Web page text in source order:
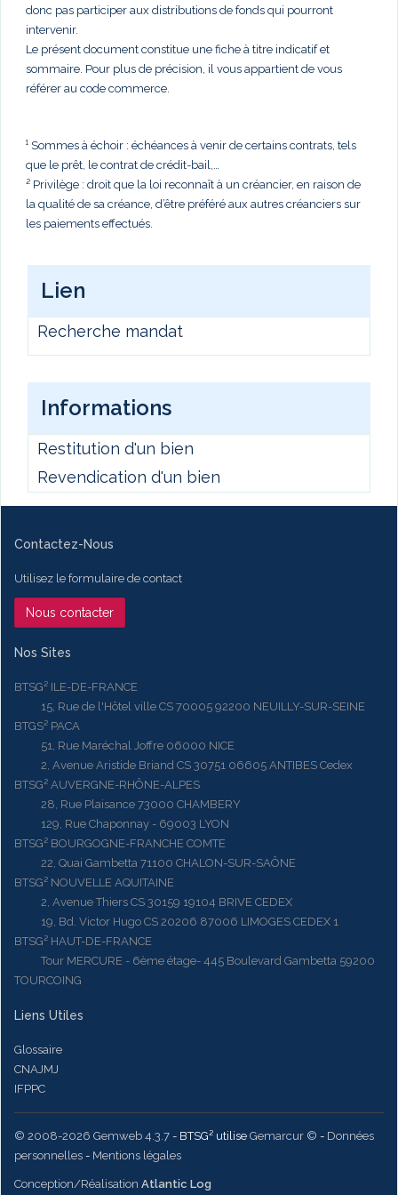
donc pas participer aux distributions de fonds qui pourront
intervenir.
Le présent document constitue une fiche à titre indicatif et
sommaire. Pour plus de précision, il vous appartient de vous
référer au code commerce.
¹ Sommes à échoir : échéances à venir de certains contrats, tels
que le prêt, le contrat de crédit-bail,…
² Privilège : droit que la loi reconnaît à un créancier, en raison de
la qualité de sa créance, d’être préféré aux autres créanciers sur
les paiements effectués.
Lien
Recherche mandat
Informations
Restitution d'un bien
Revendication d'un bien
Contactez-Nous
Utilisez le formulaire de contact
Nous contacter
Nos Sites
BTSG² ILE-DE-FRANCE
15, Rue de l'Hôtel ville CS 70005 92200 NEUILLY-SUR-SEINE
BTGS² PACA
51, Rue Maréchal Joffre 06000 NICE
2, Avenue Aristide Briand CS 30751 06605 ANTIBES Cedex
BTSG² AUVERGNE-RHÔNE-ALPES
28, Rue Plaisance 73000 CHAMBERY
129, Rue Chaponnay - 69003 LYON
BTSG² BOURGOGNE-FRANCHE COMTE
22, Quai Gambetta 71100 CHALON-SUR-SAÔNE
BTSG² NOUVELLE AQUITAINE
2, Avenue Thiers CS 30159 19104 BRIVE CEDEX
19, Bd. Victor Hugo CS 20206 87006 LIMOGES CEDEX 1
BTSG² HAUT-DE-FRANCE
Tour MERCURE - 6ème étage- 445 Boulevard Gambetta 59200
TOURCOING
Liens Utiles
Glossaire
CNAJMJ
IFPPC
© 2008-2026 Gemweb 4.3.7 - BTSG² utilise Gemarcur © - Données
personnelles - Mentions légales
Conception/Réalisation Atlantic Log